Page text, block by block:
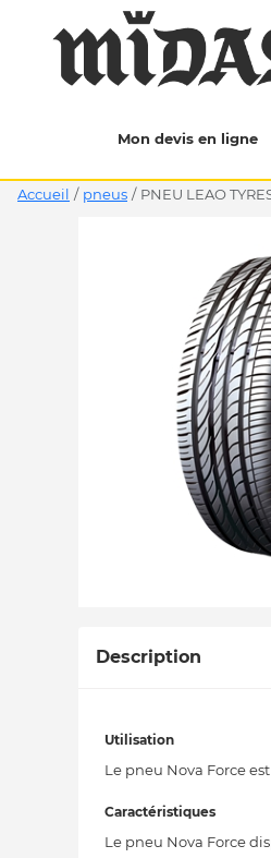
Mon devis en ligne
Accueil / pneus / PNEU LEAO
Description
Utilisation
Le pneu Nova Force
Caractéristiques
Le pneu Nova Force